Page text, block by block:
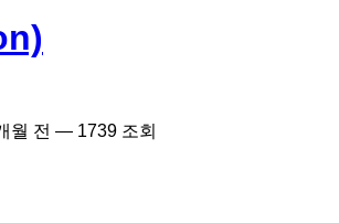
월 전 — 1739 조회